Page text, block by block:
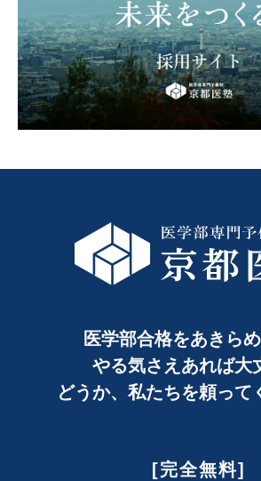
医学部合格をあきらめ
やる気さえあれば大
どうか、私たちを頼って
[完全無料]